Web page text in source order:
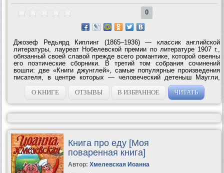
0
Джозеф Редьярд Киплинг (1865–1936) — классик английской
литературы, лауреат Нобелевской премии по литературе 1907 г.,
обязанный своей славой прежде всего романтике, которой овеяны
его поэтические сборники. В третий том собрания сочинений
вошли: две «Книги джунглей», самые популярные произведения
писателя, в центре которых — человеческий детеныш Маугли,
выросший среди животных, а также сборник рассказов «В горной
Индии». Способность...
О КНИГЕ ОТЗЫВЫ В ИЗБРАННОЕ ЧИТАТЬ
Книга про еду [Моя
поваренная книга]
Автор: Хмелевская Иоанна